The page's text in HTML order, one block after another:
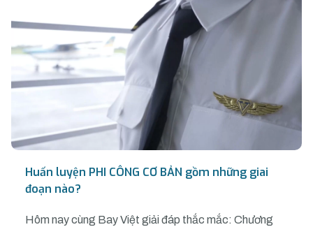
Huấn luyện PHI CÔNG CƠ BẢN gồm những giai
đoạn nào?
Hôm nay cùng Bay Việt giải đáp thắc mắc: Chương